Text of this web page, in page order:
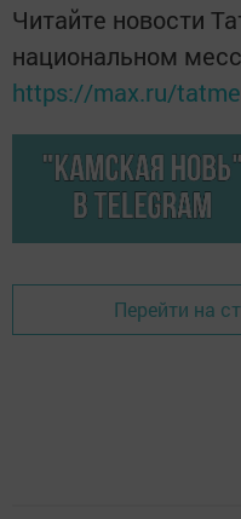
Читайте новости
национальном
https://max.ru/
Перейти на